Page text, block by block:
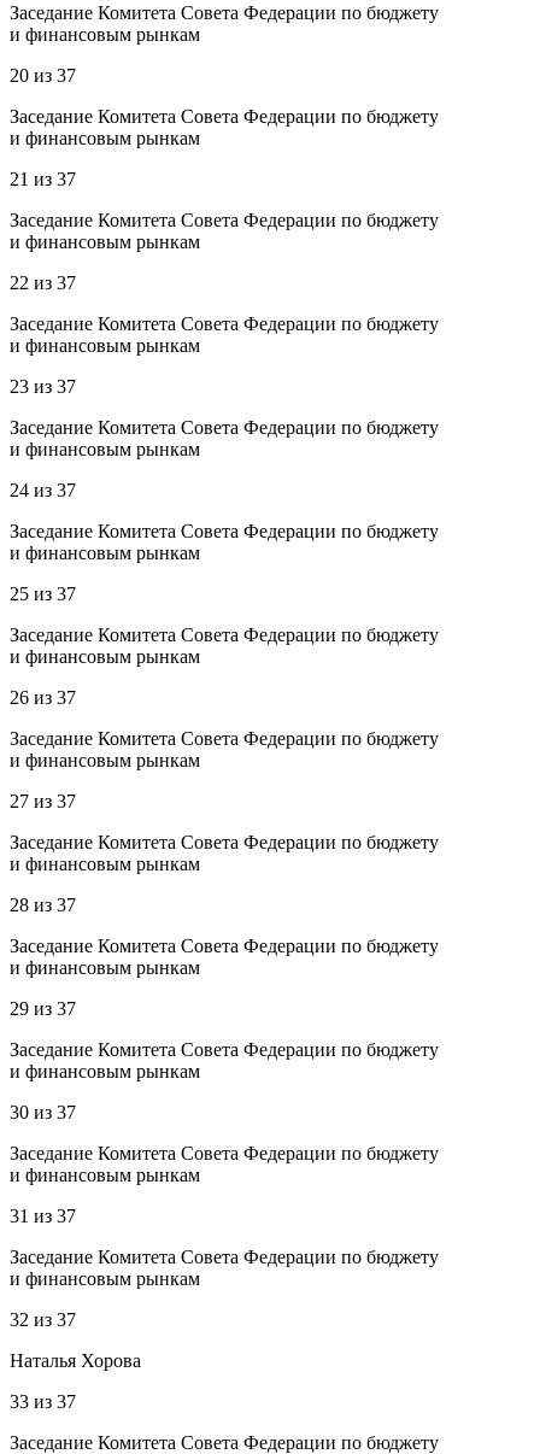
Заседание Комитета Совета Федерации по бюджету
и финансовым рынкам
20 из 37
Заседание Комитета Совета Федерации по бюджету
и финансовым рынкам
21 из 37
Заседание Комитета Совета Федерации по бюджету
и финансовым рынкам
22 из 37
Заседание Комитета Совета Федерации по бюджету
и финансовым рынкам
23 из 37
Заседание Комитета Совета Федерации по бюджету
и финансовым рынкам
24 из 37
Заседание Комитета Совета Федерации по бюджету
и финансовым рынкам
25 из 37
Заседание Комитета Совета Федерации по бюджету
и финансовым рынкам
26 из 37
Заседание Комитета Совета Федерации по бюджету
и финансовым рынкам
27 из 37
Заседание Комитета Совета Федерации по бюджету
и финансовым рынкам
28 из 37
Заседание Комитета Совета Федерации по бюджету
и финансовым рынкам
29 из 37
Заседание Комитета Совета Федерации по бюджету
и финансовым рынкам
30 из 37
Заседание Комитета Совета Федерации по бюджету
и финансовым рынкам
31 из 37
Заседание Комитета Совета Федерации по бюджету
и финансовым рынкам
32 из 37
Наталья Хорова
33 из 37
Заседание Комитета Совета Федерации по бюджету